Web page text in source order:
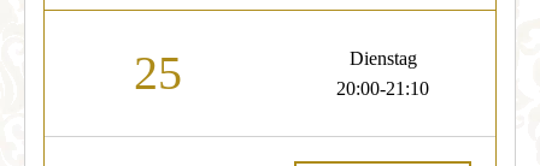
25
Dienstag
20:00-21:10